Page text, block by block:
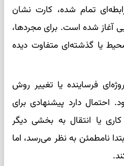
تمام شده، کارت نشان
آغاز شده است. برای مجردها،
یا گذشته‌ای متفاوت دیده
فرساینده یا تغییر روش
احتمال دارد پیشنهادی برای
یا انتقال به بخشی دیگر
نامطمئن به نظر می‌رسد، اما